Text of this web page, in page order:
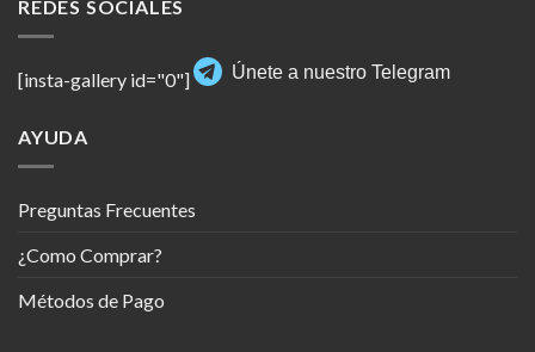
REDES SOCIALES
[insta-gallery id="0"] Únete a nuestro Telegram
AYUDA
Preguntas Frecuentes
¿Como Comprar?
Métodos de Pago